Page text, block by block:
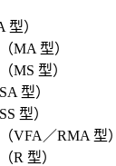
型）
MA 型）
MS 型）
型）
型）
VFA／RMA 型）
R 型）